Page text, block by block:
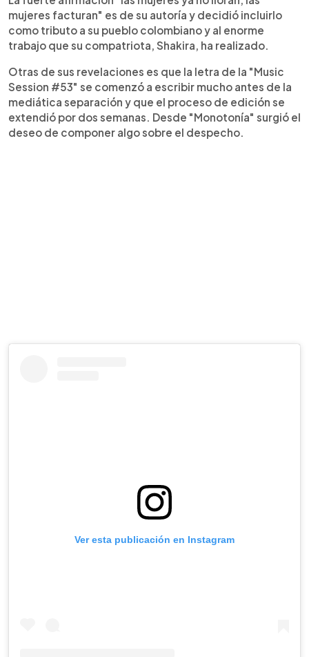
mujeres facturan" es de su autoría y decidió incluirlo
como tributo a su pueblo colombiano y al enorme
trabajo que su compatriota, Shakira, ha realizado.
Otras de sus revelaciones es que la letra de la "Music
Session #53" se comenzó a escribir mucho antes de la
mediática separación y que el proceso de edición se
extendió por dos semanas. Desde "Monotonía" surgió el
deseo de componer algo sobre el despecho.
Ver esta publicación en Instagram